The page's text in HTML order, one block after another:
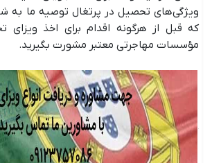
ویژ‌گی‌های تحصیل در پرتغال توصیه ما به
که قبل از هرگونه اقدام برای اخذ ویزای
مؤسسات مهاجرتی معتبر مشورت بگیرید.